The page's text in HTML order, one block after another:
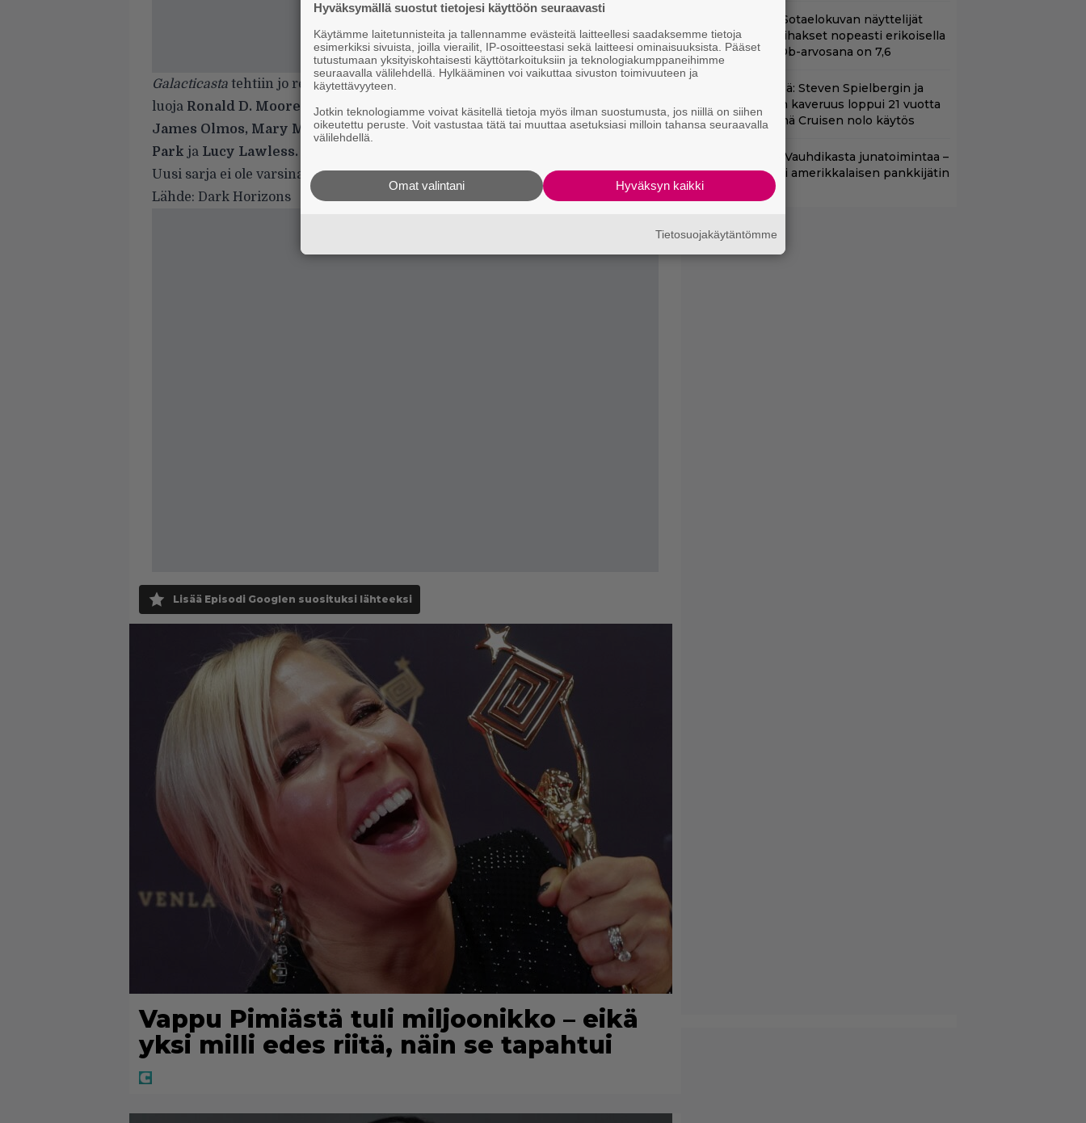
Galacticasta tehtiin jo reboot vuosina 2003-2009.
luoja Ronald D. Moore teki silloin sarjan uusiksi. Pääosissa nähtiinEdward
James Olmos, Mary McDonnell, Katee Sackoff, Jaimie Bamber, Grace
Park ja Lucy Lawless.
Uusi sarja ei ole varsinainen remake, vaan täysin oma juttunsa.
Lähde: Dark Horizons
Lisää Episodi Googlen suosituksi lähteeksi
Vappu Pimiästä tuli miljoonikko – eikä
yksi milli edes riitä, näin se tapahtui
Yöllä tv:ssä: Sotaelokuvan näyttelijät
kasvattivat lihakset nopeasti erikoisella
kikalla – IMDb-arvosana on 7,6
Tänään tv:ssä: Steven Spielbergin ja
Tom Cruisen kaveruus loppui 21 vuotta
sitten – Syynä Cruisen nolo käytös
Illalla tv:ssä: Vauhdikasta junatoimintaa –
leffa suututti amerikkalaisen pankkijätin
Hyväksymällä suostut tietojesi käyttöön seuraavasti
Käytämme laitetunnisteita ja tallennamme evästeitä laitteellesi saadaksemme tietoja
esimerkiksi sivuista, joilla vierailit, IP-osoitteestasi sekä laitteesi ominaisuuksista. Pääset
tutustumaan yksityiskohtaisesti käyttötarkoituksiin ja teknologiakumppaneihimme
seuraavalla välilehdellä. Hylkääminen voi vaikuttaa sivuston toimivuuteen ja
käytettävyyteen.
Jotkin teknologiamme voivat käsitellä tietoja myös ilman suostumusta, jos niillä on siihen
oikeutettu peruste. Voit vastustaa tätä tai muuttaa asetuksiasi milloin tahansa seuraavalla
välilehdellä.
Hyväksyn kaikki
Omat valintani
Tietosuojakäytäntömme